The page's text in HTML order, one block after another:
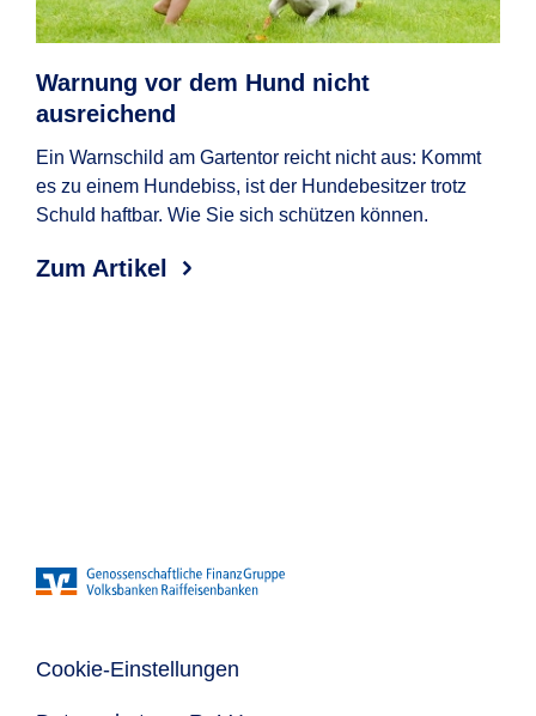
Warnung vor dem Hund nicht
ausreichend
Ein Warnschild am Gartentor reicht nicht aus: Kommt
es zu einem Hundebiss, ist der Hundebesitzer trotz
Schuld haftbar. Wie Sie sich schützen können.
Zum Artikel
Cookie-Einstellungen